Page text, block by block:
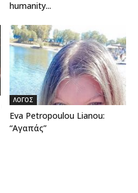
humanity...
ΛΟΓΟΣ
Eva Petropoulou Lianou:
“Αγαπάς”